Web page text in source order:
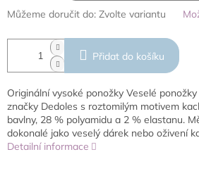
Můžeme doručit do: Zvolte variantu
Přidat do košíku
Originální vysoké ponožky Veselé
značky Dedoles s roztomilým motivem
bavlny, 28 % polyamidu a 2 % elastanu.
dokonalé jako veselý dárek nebo oživení
Detailní informace